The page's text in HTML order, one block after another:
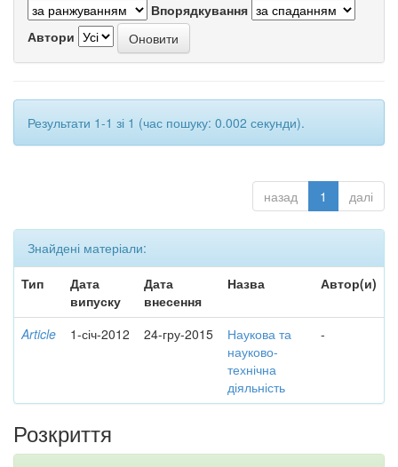
Впорядкування
Автори
Результати 1-1 зі 1 (час пошуку: 0.002 секунди).
назад 1 далі
Знайдені матеріали:
Тип
Дата
випуску
Дата
внесення
Назва Автор(и)
Article 1-січ-2012 24-гру-2015
Наукова та
науково-
технічна
діяльність
-
Розкриття